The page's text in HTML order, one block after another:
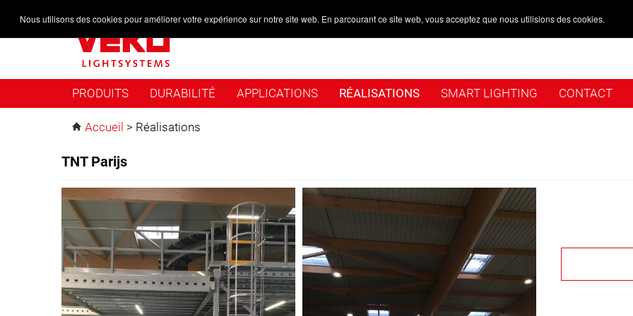
PRODUITS DURABILITÉ APPLICATIONS RÉALISATIONS SMART LIGHTING CONTACT
Accueil > Réalisations
TNT Parijs
Nous utilisons des cookies pour améliorer votre expérience sur notre site web. En parcourant ce site web, vous acceptez que nous utilisions des cookies.